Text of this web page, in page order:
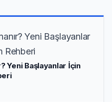
Yeni Başlayanlar İçin